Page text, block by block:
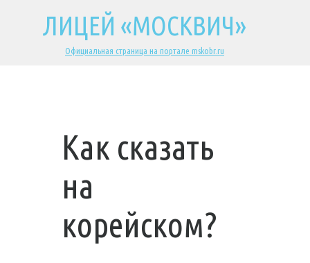
ЛИЦЕЙ «МОСКВИЧ»
Официальная страница на портале mskobr.ru
Как сказать
на
корейском?